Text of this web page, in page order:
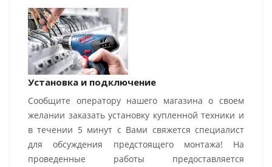
Установка и подключение
Сообщите оператору нашего магазина о своем
желании заказать установку купленной техники и
в течении 5 минут с Вами свяжется специалист
для обсуждения предстоящего монтажа! На
проведенные работы предоставляется